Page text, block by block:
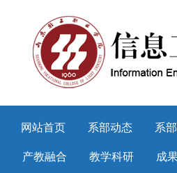
网站首页 系部动态 系
产教融合
教学科研 成